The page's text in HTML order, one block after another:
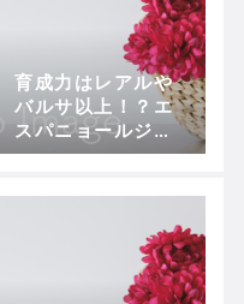
育成力はレアルや
バルサ以上！？エ
スパニョールジャ
パンアカデミーの
取材！